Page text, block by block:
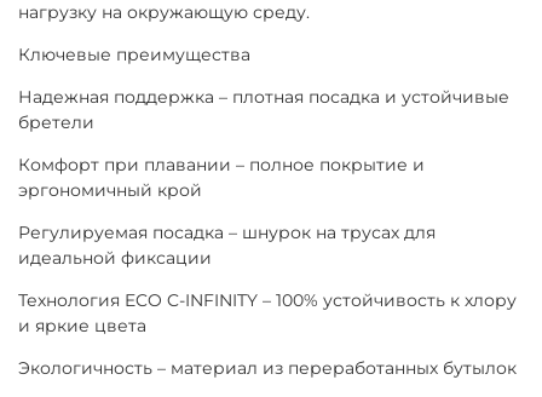
нагрузку на окружающую среду.
Ключевые преимущества
Надежная поддержка – плотная посадка и устойчивые
бретели
Комфорт при плавании – полное покрытие и
эргономичный крой
Регулируемая посадка – шнурок на трусах для
идеальной фиксации
Технология ECO C-INFINITY – 100% устойчивость к хлору
и яркие цвета
Экологичность – материал из переработанных бутылок